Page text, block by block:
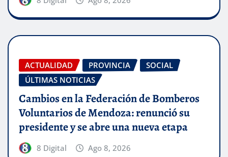
ACTUALIDAD PROVINCIA
SOCIAL
ÚLTIMAS NOTICIAS
Cambios en la Federación de Bomberos
Voluntarios de Mendoza: renunció su
presidente y se abre una nueva etapa
8 Digital Ago 8, 2026